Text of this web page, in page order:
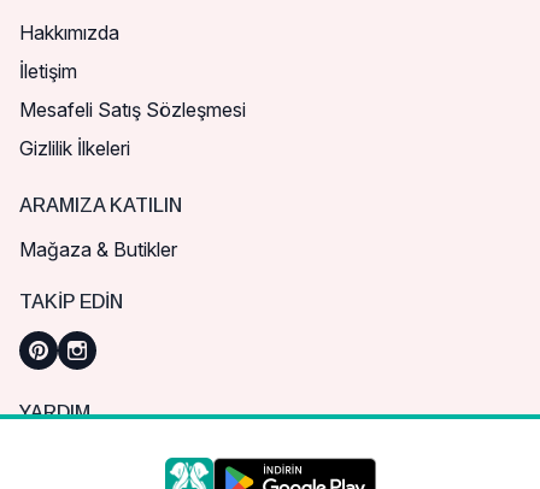
Hakkımızda
İletişim
Mesafeli Satış Sözleşmesi
Gizlilik İlkeleri
ARAMIZA KATILIN
Mağaza & Butikler
TAKIP EDIN
YARDIM
Sık Sorulan Sorular